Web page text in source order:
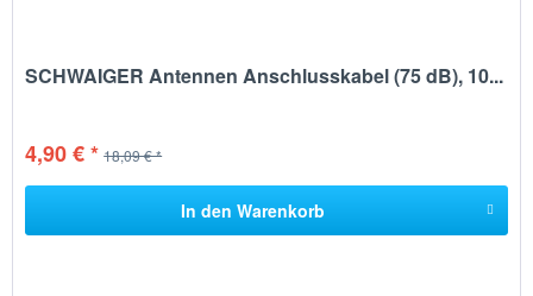
SCHWAIGER Antennen Anschlusskabel (75 dB), 10...
4,90 € * 18,09 € *
In den Warenkorb